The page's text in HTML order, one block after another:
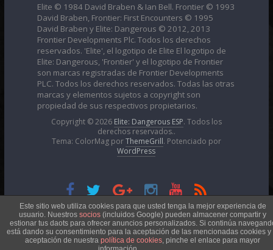
Elite © 1984 David Braben & Ian Bell. Frontier © 1993
David Braben, Frontier: First Encounters © 1995
David Braben y Elite: Dangerous © 2012, 2013
Frontier Developments Plc. Todos los derechos
reservados. 'Elite', el logotipo de Elite El logotipo de
Elite: Dangerous, 'Frontier' y el logotipo de Frontier
son marcas registradas de Frontier Developments
PLC. Todos los derechos reservados. Todas las otras
marcas y elementos sujetos a copyright son
propiedad de sus respectivos propietarios.
Copyright © 2026 Elite: Dangerous ESP. Todos los
derechos reservados..
Tema: ColorMag porThemeGrill. Potenciado por
WordPress
Esta obra está bajo unaLicencia Creative Commons
Atribución-NoComercial 4.0 Internacional
Este sitio web utiliza cookies para que usted tenga la mejor experiencia de
usuario. Nuestros socios (incluidos Google) pueden almacener compartir y
estionar tus daots para ofrecer anuncios personalizados. Si continúa
está dando su consentimiento para la aceptación de las mencionadas cookies y
aceptación de nuestra política de cookies, pinche el enlace para mayor